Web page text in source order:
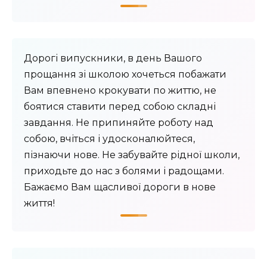
Дорогі випускники, в день Вашого
прощання зі школою хочеться побажати
Вам впевнено крокувати по життю, не
боятися ставити перед собою складні
завдання. Не припиняйте роботу над
собою, вчіться і удосконалюйтеся,
пізнаючи нове. Не забувайте рідної школи,
приходьте до нас з болями і радощами.
Бажаємо Вам щасливої ​​дороги в нове
життя!